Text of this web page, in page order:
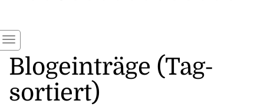
Blogeinträge (Tag-
sortiert)